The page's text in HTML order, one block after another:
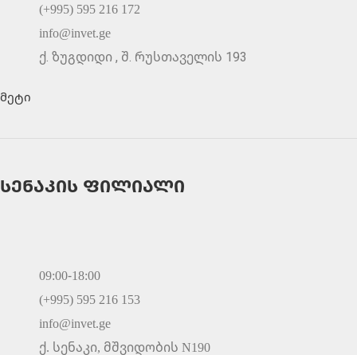
(+995) 595 216 172
info@invet.ge
ქ. ზუგდიდი , შ. რუსთაველის 193
მეტი
სენაკის ფილიალი
09:00-18:00
(+995) 595 216 153
info@invet.ge
ქ. სენაკი, მშვიდობის N190